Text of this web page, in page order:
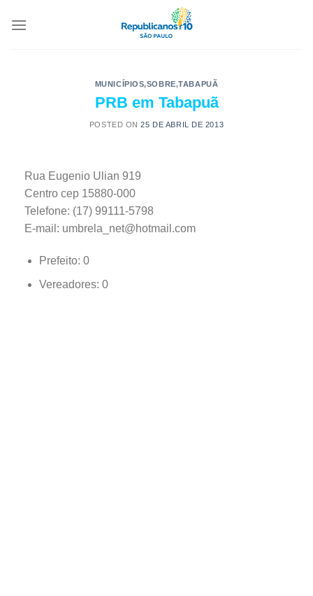
MUNICÍPIOS,SOBRE,TABAPUÃ
PRB em Tabapuã
POSTED ON25 DE ABRIL DE 2013
Rua Eugenio Ulian 919
Centro cep 15880-000
Telefone: (17) 99111-5798
E-mail: umbrela_net@hotmail.com
Prefeito: 0
Vereadores: 0